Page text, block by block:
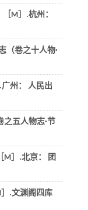
［M］.杭州：
（卷之十人物·
州： 人民出
五人物志·节
M］.北京： 团
.文渊阁四库